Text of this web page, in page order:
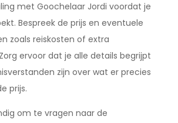
met Goochelaar Jordi voordat je
Bespreek de prijs en eventuele
zoals reiskosten of extra
ervoor dat je alle details begrijpt
zijn over wat er precies
prijs.
om te vragen naar de